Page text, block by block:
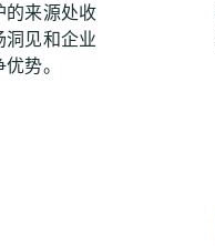
的来源处收
见和企业
势。